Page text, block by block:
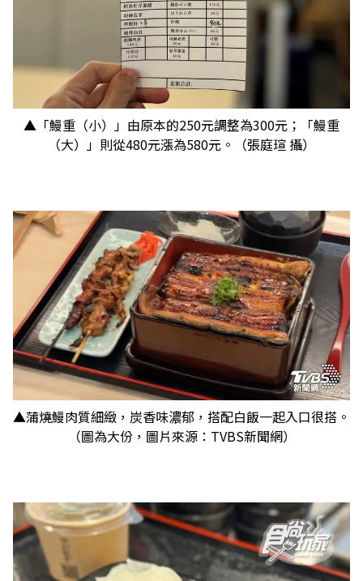
▲「鰻重（小）」由原本的250元調整為300元；「鰻重
（大）」則從480元漲為580元。（張庭瑄 攝）
▲蒲燒鰻肉質細緻，炭香味濃郁，搭配白飯一起入口很搭。
（圖為大份，圖片來源：TVBS新聞網）